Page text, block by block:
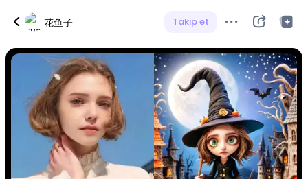
花鱼子 Takip et